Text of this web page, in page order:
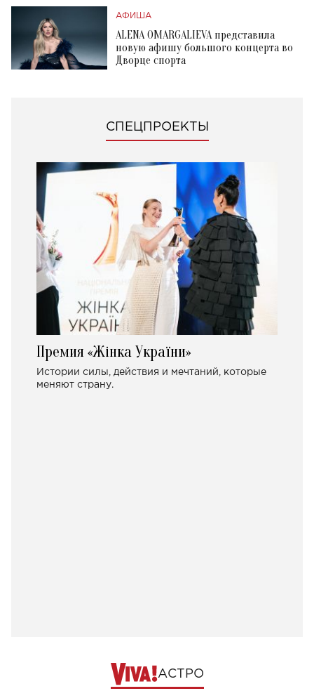
АФИША
ALENA OMARGALIEVA представила
новую афишу большого концерта во
Дворце спорта
СПЕЦПРОЕКТЫ
Премия «Жінка України»
Истории силы, действия и мечтаний, которые
меняют страну.
АСТРО